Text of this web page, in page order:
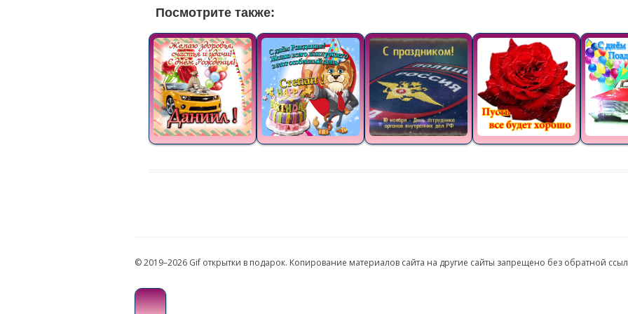
Посмотрите также:
© 2019–2026 Gif открытки в подарок. Копирование материалов сайта на другие сайты запрещено без обратной